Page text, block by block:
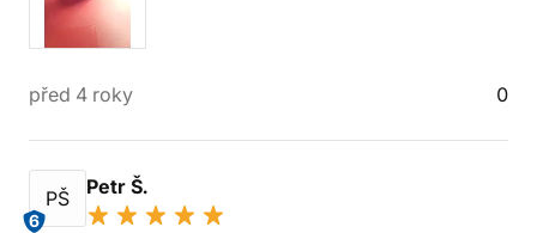
před 4 roky 0
PŠ
6
Petr Š.